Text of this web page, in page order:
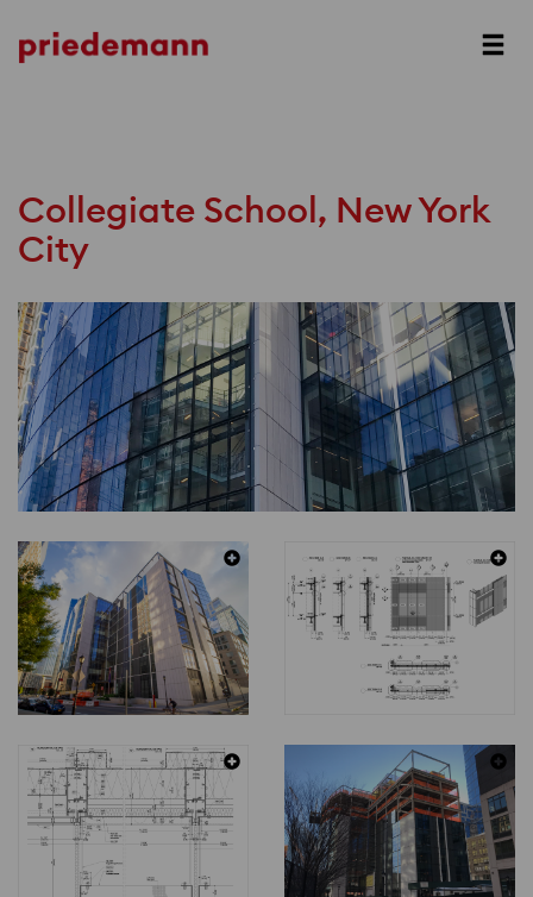
Prev
Collegiate School, New York
City